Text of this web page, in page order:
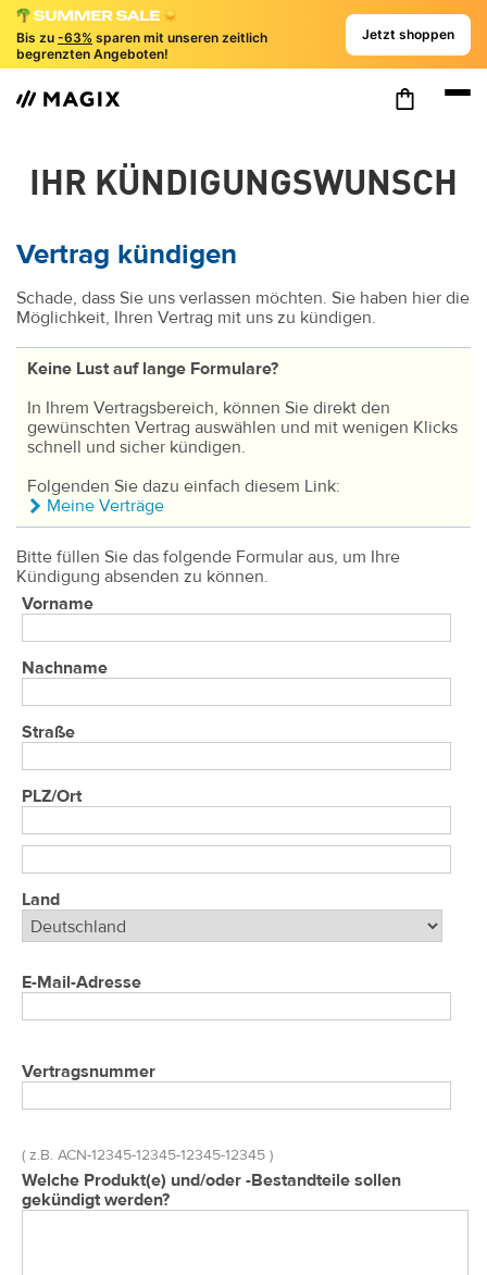
Bis zu -63% sparen mit unseren zeitlich
begrenzten Angeboten!
Jetzt shoppen
IHR KÜNDIGUNGSWUNSCH